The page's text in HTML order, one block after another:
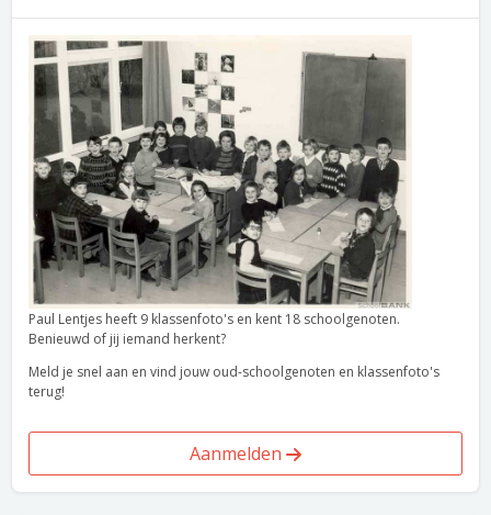
Paul Lentjes heeft 9 klassenfoto's en kent 18 schoolgenoten.
Benieuwd of jij iemand herkent?
Meld je snel aan en vind jouw oud-schoolgenoten en klassenfoto's
terug!
Aanmelden